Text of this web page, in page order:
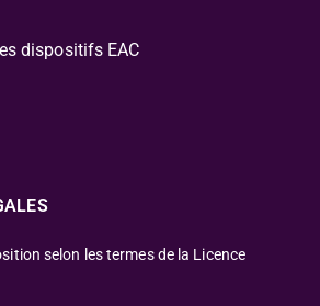
dispositifs EAC
selon les termes de la Licence